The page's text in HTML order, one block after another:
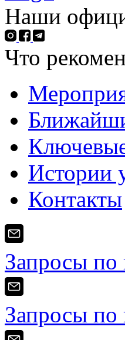
Наши
Что
Истории
Контакты
Запросы
Запросы по